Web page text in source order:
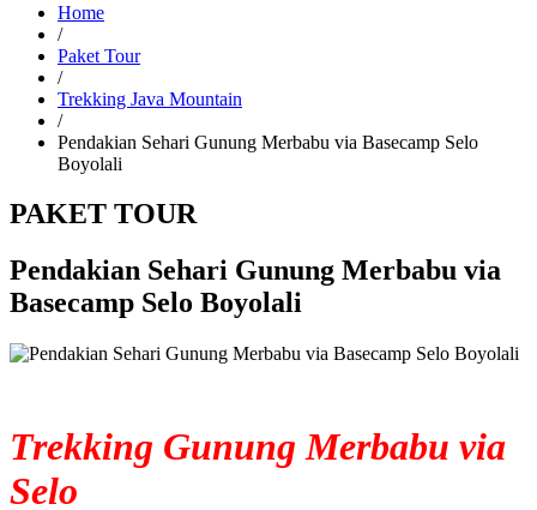
Home
/
Paket Tour
/
Trekking Java Mountain
/
Pendakian Sehari Gunung Merbabu via Basecamp Selo
Boyolali
PAKET TOUR
Pendakian Sehari Gunung Merbabu via
Basecamp Selo Boyolali
Trekking Gunung Merbabu via
Selo